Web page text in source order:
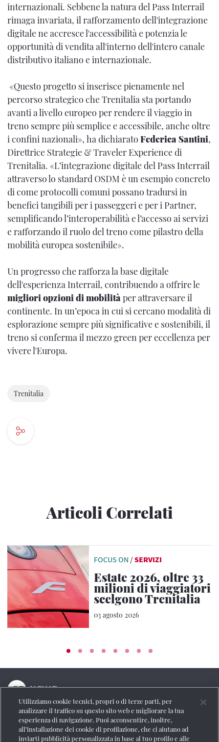
internazionali. Sebbene la natura del Pass Interrail
rimaga invariata, il rafforzamento dell'integrazione
digitale ne accresce l'accessibilità e potenzia le
opportunità di vendita all'interno dell'intero canale
distributivo italiano e internazionale.
«Questo progetto si inserisce pienamente nel
percorso strategico che Trenitalia sta portando
avanti a livello europeo per rendere il viaggio in
treno sempre più semplice e accessibile, anche oltre
i confini nazionali», ha dichiarato Federica Santini,
Direttrice Strategie & Traveler Experience di
Trenitalia. «L’integrazione digitale del Pass Interrail
attraverso lo standard OSDM è un esempio concreto
di come protocolli comuni possano tradursi in
benefici tangibili per i passeggeri e per i Partner,
semplificando l’interoperabilità e l’accesso ai servizi
e rafforzando il ruolo del treno come pilastro della
mobilità europea sostenibile».
Un progresso che rafforza la base digitale
dell'esperienza Interrail, contribuendo a offrire le
migliori opzioni di mobilitàper attraversare il
continente. In un’epoca in cui si cercano modalità di
esplorazione sempre più significative e sostenibili, il
treno si conferma il mezzo green per eccellenza per
vivere l'Europa.
Trenitalia
Articoli Correlati
FOCUS ON /SERVIZI
Estate 2026, oltre 33
milioni di viaggiatori
scelgono Trenitalia
03 agosto 2026
La testata online del Gruppo FS Italiane
Social
Utilizziamo cookie tecnici, propri o di terze parti, per
analizzare il traffico su questo sito web e migliorare la tua
esperienza di navigazione. Puoi acconsentire, inoltre,
all’installazione dei cookie di profilazione, che ci aiutano ad
inviarti pubblicità personalizzata in base al tuo profilo e alle